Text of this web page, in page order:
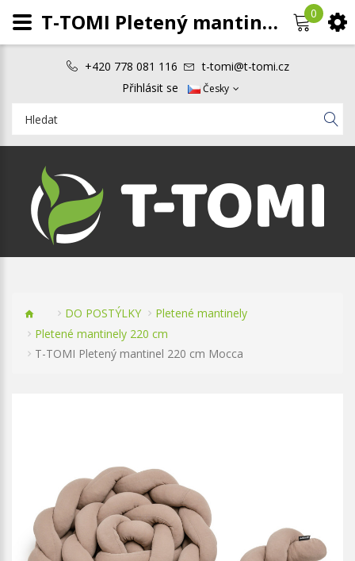
+420 778 081 116
t-tomi@t-tomi.cz
Přihlásit se
Česky
0
DO POSTÝLKY
Pletené mantinely
Pletené mantinely 220 cm
T-TOMI Pletený mantinel 220 cm Mocca
T-TOMI Pletený mantinel 220 cm Mocca